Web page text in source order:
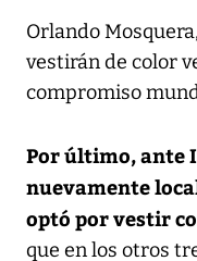
Orlando
vestirán de color
compromiso
Por último, ante
nuevamente
optó por vestir
que en los otros